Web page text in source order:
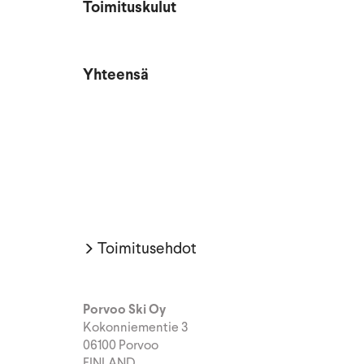
Toimituskulut
Yhteensä
Toimitusehdot
Porvoo Ski Oy
Kokonniementie 3
06100 Porvoo